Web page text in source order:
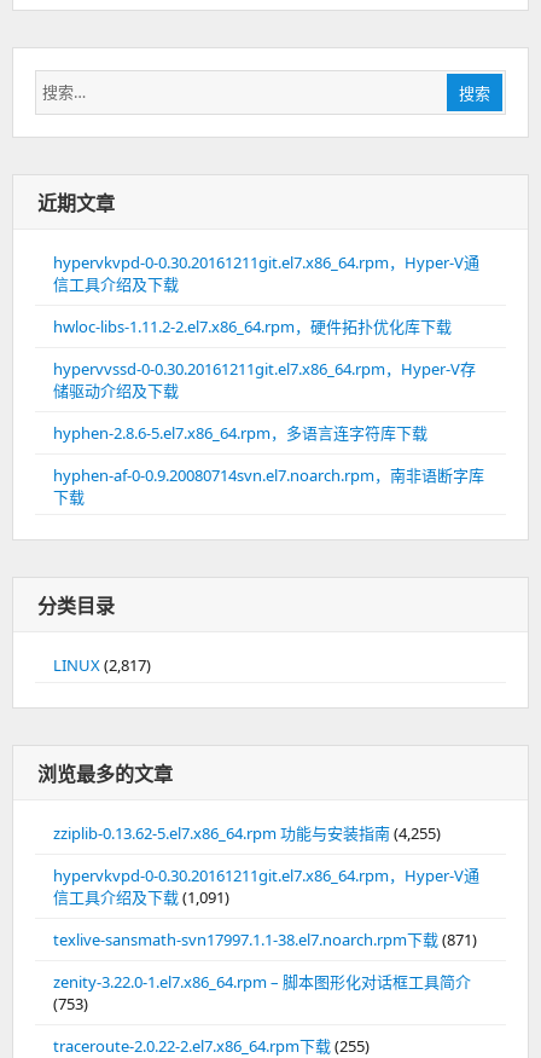
搜
索：
搜索
近期文章
hypervkvpd-0-0.30.20161211git.el7.x86_64.rpm，Hyper-V通
信工具介绍及下载
hwloc-libs-1.11.2-2.el7.x86_64.rpm，硬件拓扑优化库下载
hypervvssd-0-0.30.20161211git.el7.x86_64.rpm，Hyper-V存
储驱动介绍及下载
hyphen-2.8.6-5.el7.x86_64.rpm，多语言连字符库下载
hyphen-af-0-0.9.20080714svn.el7.noarch.rpm，南非语断字库
下载
分类目录
LINUX(2,817)
浏览最多的文章
zziplib-0.13.62-5.el7.x86_64.rpm 功能与安装指南(4,255)
hypervkvpd-0-0.30.20161211git.el7.x86_64.rpm，Hyper-V通
信工具介绍及下载(1,091)
texlive-sansmath-svn17997.1.1-38.el7.noarch.rpm下载(871)
zenity-3.22.0-1.el7.x86_64.rpm – 脚本图形化对话框工具简介
(753)
traceroute-2.0.22-2.el7.x86_64.rpm下载(255)